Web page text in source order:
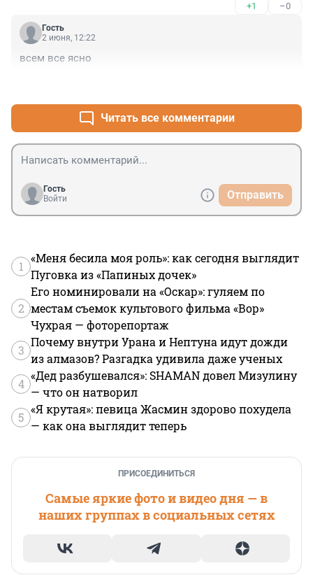
+1 –0
Гость
2 июня, 12:22
всем все ясно
Читать все комментарии
Гость
Войти
Отправить
1
«Меня бесила моя роль»: как сегодня выглядит
Пуговка из «Папиных дочек»
2
Его номинировали на «Оскар»: гуляем по
местам съемок культового фильма «Вор»
Чухрая — фоторепортаж
3
Почему внутри Урана и Нептуна идут дожди
из алмазов? Разгадка удивила даже ученых
4
«Дед разбушевался»: SHAMAN довел Мизулину
— что он натворил
5
«Я крутая»: певица Жасмин здорово похудела
— как она выглядит теперь
ПРИСОЕДИНИТЬСЯ
Самые яркие фото и видео дня — в
наших группах в социальных сетях